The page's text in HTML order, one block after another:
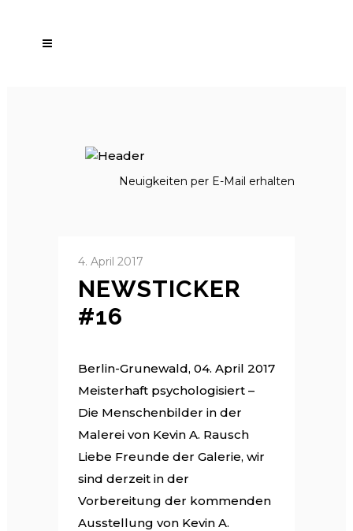
Neuigkeiten per E-Mail erhalten
4. April 2017
NEWSTICKER
#16
Berlin-Grunewald, 04. April 2017
Meisterhaft psychologisiert –
Die Menschenbilder in der
Malerei von Kevin A. Rausch
Liebe Freunde der Galerie, wir
sind derzeit in der
Vorbereitung der kommenden
Ausstellung von Kevin A.